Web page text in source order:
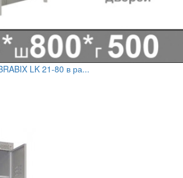
LK 21-80 в ра...